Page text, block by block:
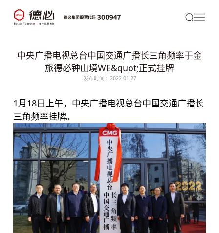
中央广播电视总台中国交通广播长三角频率于金
旅德必钟山境WE&quot;正式挂牌
发布时间：2022-01-27
1月18日上午，中央广播电视总台中国交通广播长
三角频率挂牌。